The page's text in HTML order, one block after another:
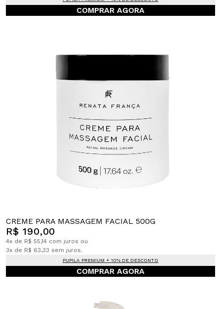
COMPRAR AGORA
CREME PARA MASSAGEM FACIAL 500G
R$ 190,00
4x de R$ 55,14 com juros ou
3x de R$ 63,33 sem juros.
PUPILA PREMIUM + 10% DE DESCONTO
COMPRAR AGORA